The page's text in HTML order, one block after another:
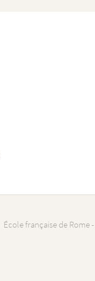
École française de Rome -